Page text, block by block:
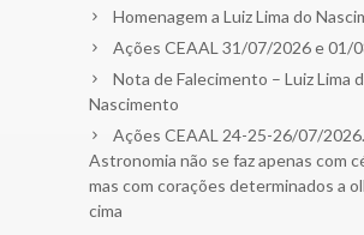
Homenagem a Luiz Lima do
Ações CEAAL 31/07/2026 e 01/
Nota de Falecimento – Luiz Lima
Nascimento
Ações CEAAL 24-25-26/07/
Astronomia não se faz apenas com
mas com corações determinados a
cima